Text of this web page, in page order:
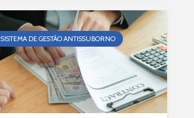
SISTEMA DE GESTÃO ANTISSUBORNO